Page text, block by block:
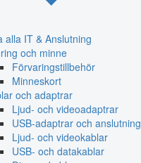
alla IT & Anslutning
och minne
Förvaringstillbehör
Minneskort
och adaptrar
Ljud- och videoadaptrar
USB-adaptrar och anslutning
Ljud- och videokablar
USB- och datakablar